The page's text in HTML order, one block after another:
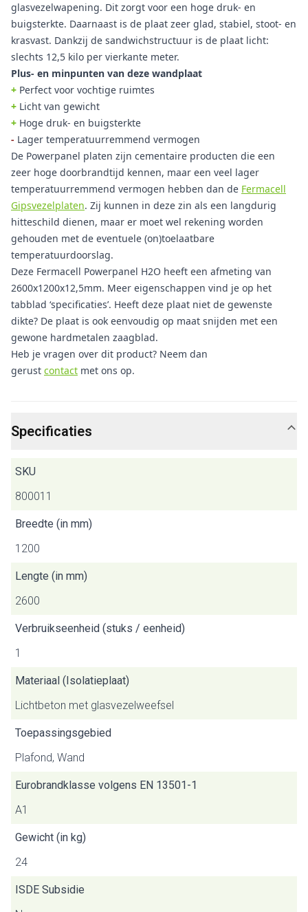
glasvezelwapening. Dit zorgt voor een hoge druk- en
buigsterkte. Daarnaast is de plaat zeer glad, stabiel, stoot- en
krasvast. Dankzij de sandwichstructuur is de plaat licht:
slechts 12,5 kilo per vierkante meter.
Plus- en minpunten van deze wandplaat
+ Perfect voor vochtige ruimtes
+ Licht van gewicht
+ Hoge druk- en buigsterkte
- Lager temperatuurremmend vermogen
De Powerpanel platen zijn cementaire producten die een
zeer hoge doorbrandtijd kennen, maar een veel lager
temperatuurremmend vermogen hebben dan de Fermacell
Gipsvezelplaten. Zij kunnen in deze zin als een langdurig
hitteschild dienen, maar er moet wel rekening worden
gehouden met de eventuele (on)toelaatbare
temperatuurdoorslag.
Deze Fermacell Powerpanel H2O heeft een afmeting van
2600x1200x12,5mm. Meer eigenschappen vind je op het
tabblad ‘specificaties’. Heeft deze plaat niet de gewenste
dikte? De plaat is ook eenvoudig op maat snijden met een
gewone hardmetalen zaagblad.
Heb je vragen over dit product? Neem dan
gerust contact met ons op.
Specificaties
SKU
800011
Breedte (in mm)
1200
Lengte (in mm)
2600
Verbruikseenheid (stuks / eenheid)
1
Materiaal (Isolatieplaat)
Lichtbeton met glasvezelweefsel
Toepassingsgebied
Plafond, Wand
Eurobrandklasse volgens EN 13501-1
A1
Gewicht (in kg)
24
ISDE Subsidie